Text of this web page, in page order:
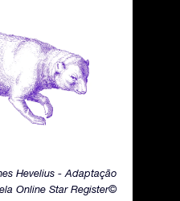
Hevelius - Adaptação
Online Star Register©